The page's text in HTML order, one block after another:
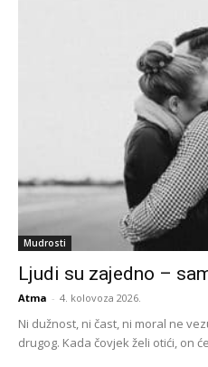
Mudrosti
Ljudi su zajedno –
Atma - 4. kolovoza 2026.
Ni dužnost, ni čast, ni moral ne
drugog. Kada čovjek želi otići, on